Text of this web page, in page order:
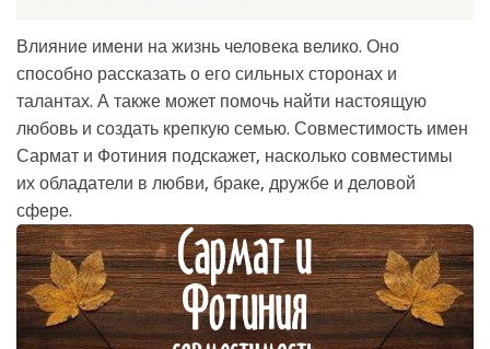
Влияние имени на жизнь человека велико. Оно
способно рассказать о его сильных сторонах и
талантах. А также может помочь найти настоящую
любовь и создать крепкую семью. Совместимость имен
Сармат и Фотиния подскажет, насколько совместимы
их обладатели в любви, браке, дружбе и деловой
сфере.